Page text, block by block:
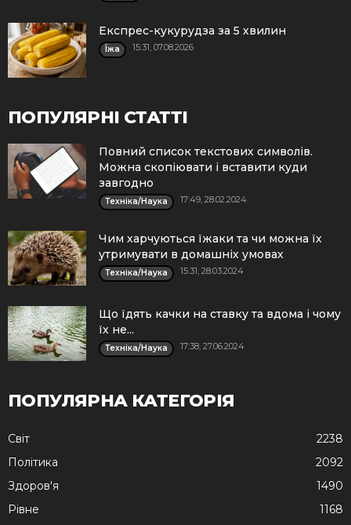
Експрес-кукурудза за 5 хвилин
Їжа 15:31, 07.08.2026
ПОПУЛЯРНІ СТАТТІ
Повний список текстових символів.
Можна скопіювати і вставити куди
завгодно
Техніка/Наука 17:49, 28.02.2024
Чим харчуються їжаки та чи можна їх
утримувати в домашніх умовах
Техніка/Наука 15:31, 28.03.2024
Що їдять качки на ставку та вдома і чому
їх не...
Техніка/Наука 17:38, 27.06.2024
ПОПУЛЯРНА КАТЕГОРІЯ
Cвіт
2238
Політика
2092
Здоров'я
1490
Рівне
1168